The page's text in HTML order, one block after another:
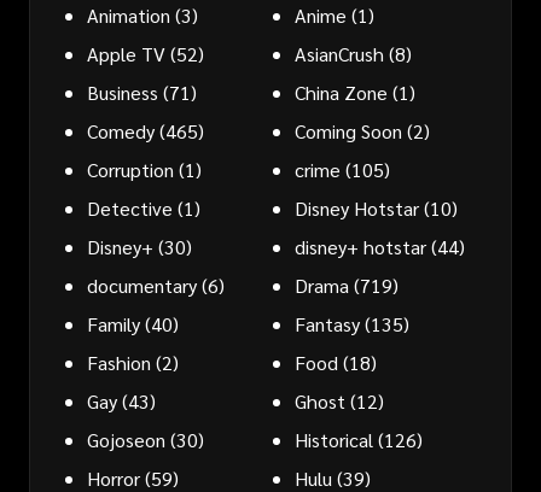
Animation (3) Anime (1)
Apple TV(52) AsianCrush (8)
Business (71) China Zone (1)
Comedy(465) Coming Soon (2)
Corruption (1) crime (105)
Detective (1) Disney Hotstar(10)
Disney+ (30) disney+ hotstar(44)
documentary(6) Drama (719)
Family(40) Fantasy(135)
Fashion (2) Food (18)
Gay(43) Ghost (12)
Gojoseon (30) Historical (126)
Horror(59) Hulu (39)